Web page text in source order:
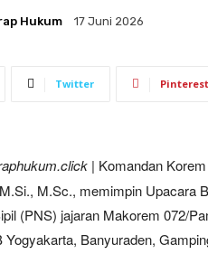
Hukum 17 Juni 2026
Twitter Pinterest
| Komandan
M.Sc., memimpin Upacara
(PNS) jajaran Makorem 072/
Yogyakarta, Banyuraden,